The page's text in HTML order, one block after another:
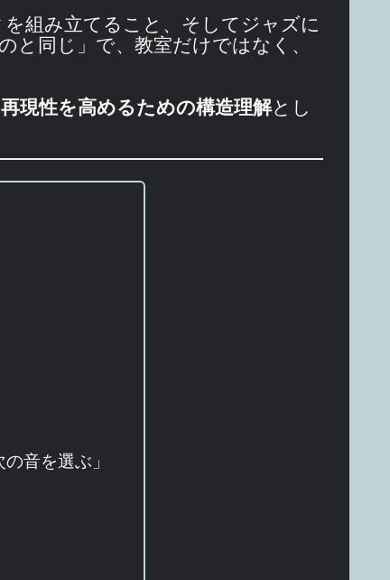
組み立てること、そしてジャズに
同じ」で、教室だけではなく、
現性を高めるための構造理解とし
音を選ぶ」